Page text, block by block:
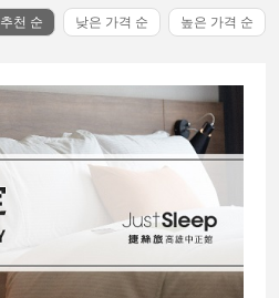
추천 순 낮은 가격 순 높은 가격 순